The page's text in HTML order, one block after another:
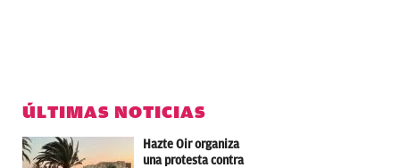
ÚLTIMAS NOTICIAS
Hazte Oir organiza
una protesta contra